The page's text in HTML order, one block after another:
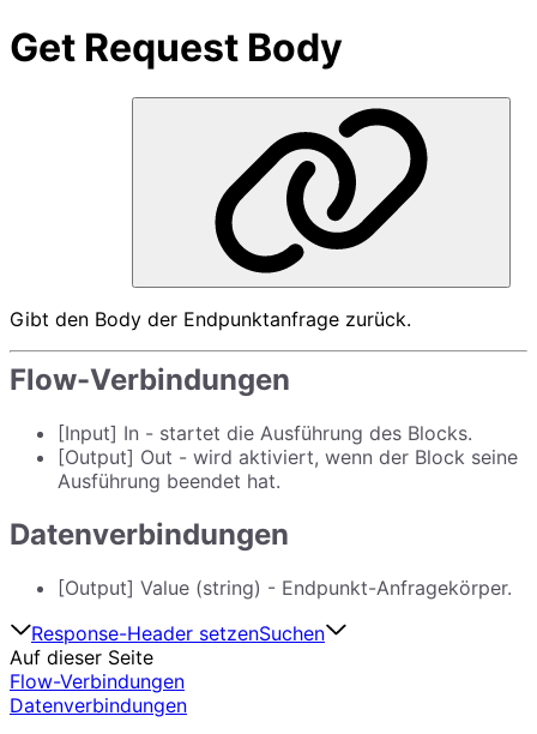
Get Request Body
Gibt den Body der Endpunktanfrage zurück.
Flow-Verbindungen
[Input] In - startet die Ausführung des Blocks.
[Output] Out - wird aktiviert, wenn der Block seine
Ausführung beendet hat.
Datenverbindungen
[Output] Value (string) - Endpunkt-Anfragekörper.
Response-Header setzenSuchen
Auf dieser Seite
Flow-Verbindungen
Datenverbindungen